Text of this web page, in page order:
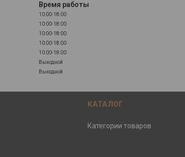
Время работы
10:00-18:00
10:00-18:00
10:00-18:00
10:00-18:00
10:00-18:00
Выходной
Выходной
КАТАЛОГ
Категории товаров